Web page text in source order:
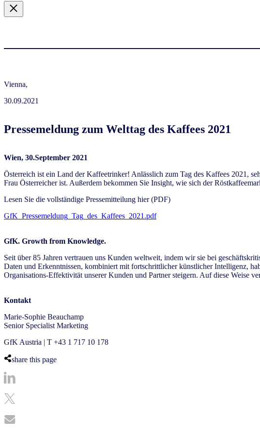
Vienna,
30.09.2021
Pressemeldung zum Welttag des Kaffees 2021
Wien, 30.September 2021
Österreich ist ein Land der Kaffeetrinker! Anlässlich zum Tag des Kaffees 2021,
Frau Österreicher ist. Außerdem bekommen Sie Insight, wie sich der
Lesen Sie die vollständige Pressemitteilung hier (PDF)
GfK_Pressemeldung_Tag_des_Kaffees_2021.pdf
GfK. Growth from Knowledge.
Seit über 85 Jahren vertrauen uns Kunden weltweit, indem wir sie bei
Daten und Erkenntnissen, kombiniert mit fortschrittlicher künstlicher Intelligenz,
Organisations-Effektivität unserer Kunden und Partner steigern. Auf diese Weise
Kontakt
Marie-Sophie Beauchamp
Senior Specialist Marketing
GfK Austria | T +43 1 717 10 178
share this page